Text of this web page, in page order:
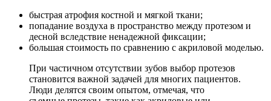
быстрая атрофия костной и мягкой ткани;
попадание воздуха в пространство между протезом и
десной вследствие ненадежной фиксации;
большая стоимость по сравнению с акриловой моделью.
При частичном отсутствии зубов выбор протезов
становится важной задачей для многих пациентов.
Люди делятся своим опытом, отмечая, что